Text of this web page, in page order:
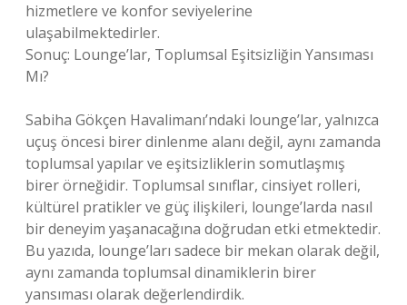
hizmetlere ve konfor seviyelerine
ulaşabilmektedirler.
Sonuç: Lounge’lar, Toplumsal Eşitsizliğin Yansıması
Mı?
Sabiha Gökçen Havalimanı’ndaki lounge’lar, yalnızca
uçuş öncesi birer dinlenme alanı değil, aynı zamanda
toplumsal yapılar ve eşitsizliklerin somutlaşmış
birer örneğidir. Toplumsal sınıflar, cinsiyet rolleri,
kültürel pratikler ve güç ilişkileri, lounge’larda nasıl
bir deneyim yaşanacağına doğrudan etki etmektedir.
Bu yazıda, lounge’ları sadece bir mekan olarak değil,
aynı zamanda toplumsal dinamiklerin birer
yansıması olarak değerlendirdik.